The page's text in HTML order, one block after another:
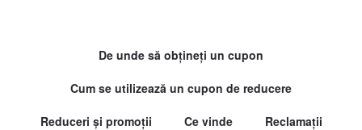
De unde să obțineți un cupon
Cum se utilizează un cupon de reducere
Reduceri și promoții Ce vinde Reclamații